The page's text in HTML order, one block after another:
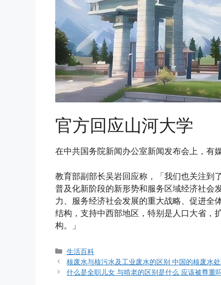
官方回应山河大学
在中共国务院新闻办公室新闻发布会上，有
教育部副部长吴岩回应称，「我们也关注到
普及化新阶段的新形势和服务区域经济社会
力、服务经济社会发展的重大战略、促进全
结构，支持中西部地区，特别是人口大省，
构。」
分
类
生活百科
核废水与核污水及工业废水的区别 中国的核废水
什么是全职儿女 与啃老的区别是什么 应该被尊重